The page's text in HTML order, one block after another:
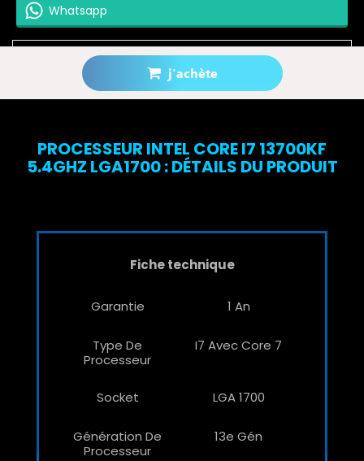
j'achète
Whatsapp
Prévenez-moi lorsque le produit est disponible
PROCESSEUR INTEL CORE I7 13700KF
5.4GHZ LGA1700 : DÉTAILS DU PRODUIT
Fiche technique
Garantie 1 An
Type De
Processeur
I7 Avec Core 7
Socket LGA 1700
Génération De
Processeur
13e Gén